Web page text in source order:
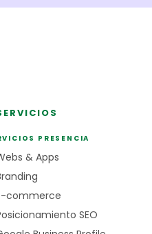
PRESENCIA
& Apps
commerce
SEO